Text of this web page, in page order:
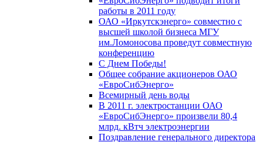
работы в 2011 году
ОАО «Иркутскэнерго» совместно с
высшей школой бизнеса МГУ
им.Ломоносова проведут совместную
конференцию
С Днем Победы!
Общее собрание акционеров ОАО
«ЕвроСибЭнерго»
Всемирный день воды
В 2011 г. электростанции ОАО
«ЕвроСибЭнерго» произвели 80,4
млрд. кВтч электроэнергии
Поздравление генерального директора